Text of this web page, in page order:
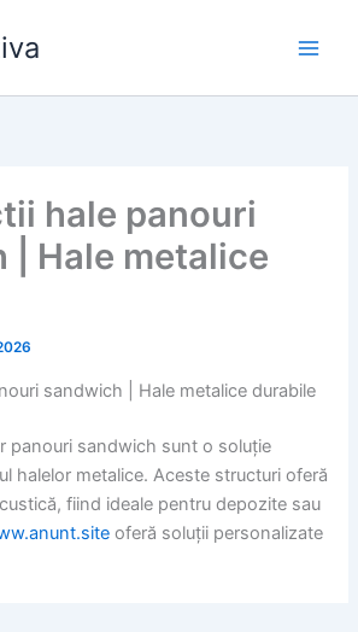
hale panouri
| Hale metalice
sandwich | Hale metalice durabile
panouri sandwich sunt o soluție
halelor metalice. Aceste structuri oferă
fiind ideale pentru depozite sau
oferă soluții personalizate